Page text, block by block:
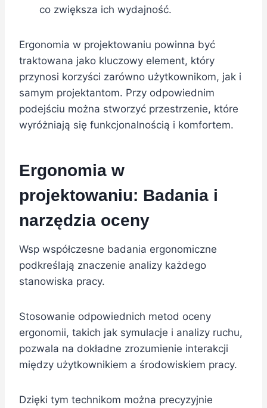
co zwiększa ich wydajność.
Ergonomia w projektowaniu powinna być
traktowana jako kluczowy element, który
przynosi korzyści zarówno użytkownikom, jak i
samym projektantom. Przy odpowiednim
podejściu można stworzyć przestrzenie, które
wyróżniają się funkcjonalnością i komfortem.
Ergonomia w
projektowaniu: Badania i
narzędzia oceny
Wsp współczesne badania ergonomiczne
podkreślają znaczenie analizy każdego
stanowiska pracy.
Stosowanie odpowiednich metod oceny
ergonomii, takich jak symulacje i analizy ruchu,
pozwala na dokładne zrozumienie interakcji
między użytkownikiem a środowiskiem pracy.
Dzięki tym technikom można precyzyjnie